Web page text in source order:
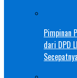
Pimpinan
dari DPD
Secepatnya